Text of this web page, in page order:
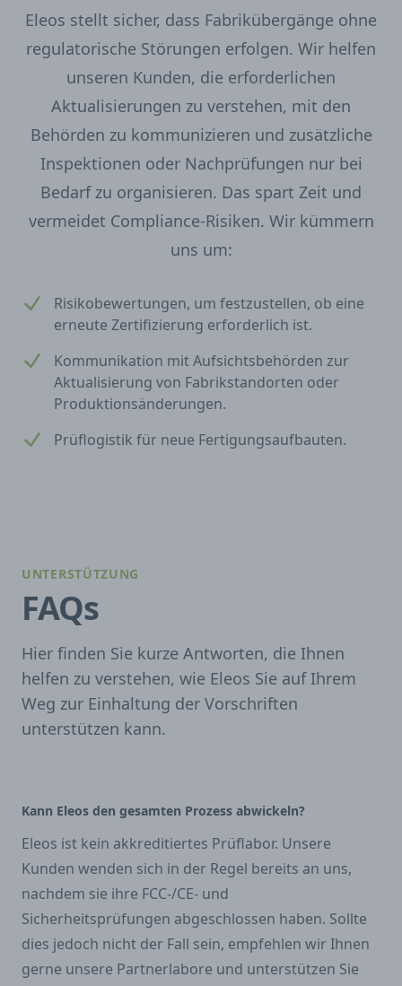
Eleos stellt sicher, dass Fabrikübergänge ohne
regulatorische Störungen erfolgen. Wir helfen
unseren Kunden, die erforderlichen
Aktualisierungen zu verstehen, mit den
Behörden zu kommunizieren und zusätzliche
Inspektionen oder Nachprüfungen nur bei
Bedarf zu organisieren. Das spart Zeit und
vermeidet Compliance-Risiken. Wir kümmern
uns um:
Risikobewertungen, um festzustellen, ob eine
erneute Zertifizierung erforderlich ist.
Kommunikation mit Aufsichtsbehörden zur
Aktualisierung von Fabrikstandorten oder
Produktionsänderungen.
Prüflogistik für neue Fertigungsaufbauten.
UNTERSTÜTZUNG
FAQs
Hier finden Sie kurze Antworten, die Ihnen
helfen zu verstehen, wie Eleos Sie auf Ihrem
Weg zur Einhaltung der Vorschriften
unterstützen kann.
Kann Eleos den gesamten Prozess abwickeln?
Eleos ist kein akkreditiertes Prüflabor. Unsere
Kunden wenden sich in der Regel bereits an uns,
nachdem sie ihre FCC-/CE- und
Sicherheitsprüfungen abgeschlossen haben. Sollte
dies jedoch nicht der Fall sein, empfehlen wir Ihnen
gerne unsere Partnerlabore und unterstützen Sie